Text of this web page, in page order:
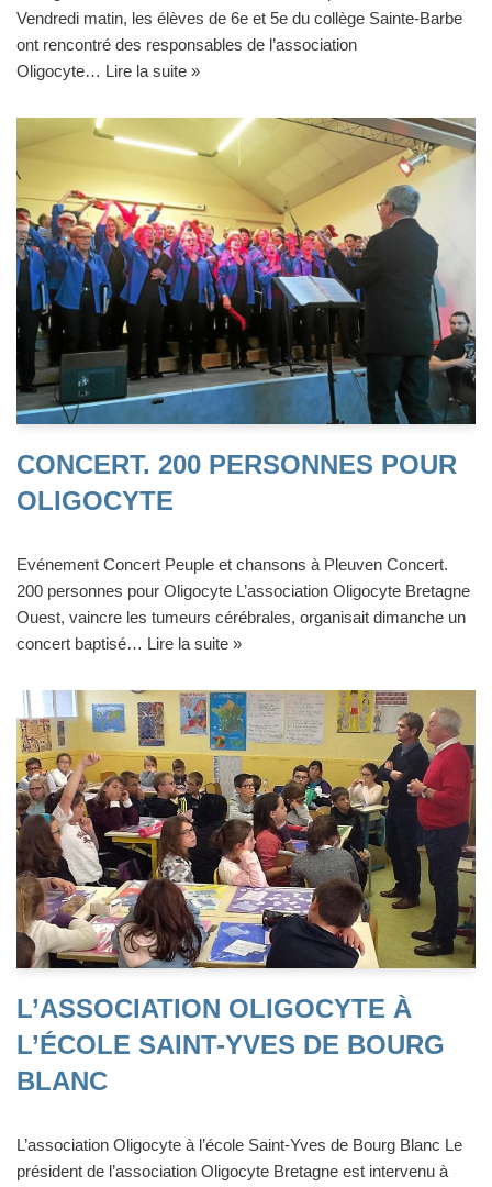
Vendredi matin, les élèves de 6e et 5e du collège Sainte-Barbe
ont rencontré des responsables de l’association
Oligocyte… Lire la suite »
CONCERT. 200 PERSONNES POUR
OLIGOCYTE
Evénement Concert Peuple et chansons à Pleuven Concert.
200 personnes pour Oligocyte L’association Oligocyte Bretagne
Ouest, vaincre les tumeurs cérébrales, organisait dimanche un
concert baptisé… Lire la suite »
L’ASSOCIATION OLIGOCYTE À
L’ÉCOLE SAINT-YVES DE BOURG
BLANC
L’association Oligocyte à l’école Saint-Yves de Bourg Blanc Le
président de l’association Oligocyte Bretagne est intervenu à